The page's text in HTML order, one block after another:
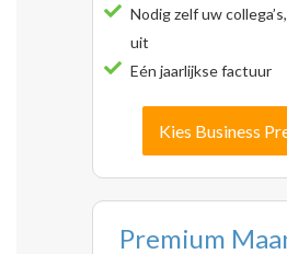
Nodig zelf uw
uit
Eén jaarlijkse factuur
Kies Business
Premium